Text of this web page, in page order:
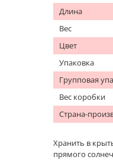
Длина
Вес
Цвет
Упаковка
Групповая
Вес коробки
Страна-
Хранить в
прямого